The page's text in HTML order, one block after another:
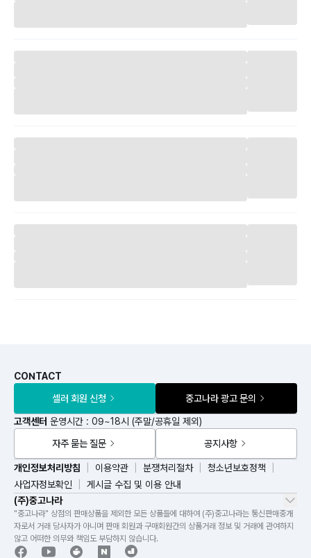
CONTACT
셀러 회원 신청
중고나라 광고 문의
고객센터 운영시간 : 09~18시 (주말/공휴일 제외)
자주 묻는 질문
공지사항
(주)중고나라
개인정보처리방침 이용약관 분쟁처리절차
청소년보호정책
사업자정보확인
게시글 수집 및 이용 안내
"중고나라" 상점의 판매상품을 제외한 모든 상품들에 대하여 (주)중고나라는 통신판매중개
자로서 거래 당사자가 아니며 판매 회원과 구매회원간의 상품거래 정보 및 거래에 관여하지
않고 어떠한 의무와 책임도 부담하지 않습니다.